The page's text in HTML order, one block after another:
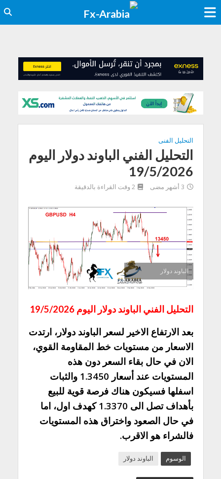
التحليل الفنى
التحليل الفني الباوند دولار اليوم
19/5/2026
3 أشهر مضى 2 وقت القراءة بالدقيقة
الباوند دولار
التحليل الفني الباوند دولار اليوم 19/5/2026
بعد الارتفاع الاخير لسعر الباوند دولار، ارتدت
الاسعار من مستويات خط المقاومة القوي،
الان في حال بقاء السعر دون هذه
المستويات عند أسعار 1.3450 والثبات
اسفلها فسيكون هناك فرصة قوية للبيع
بأهداف تصل الى 1.3370 كهدف اول، اما
في حال الصعود واختراق هذه المستويات
فالشراء هو الاقرب.
الوسوم الباوند دولار